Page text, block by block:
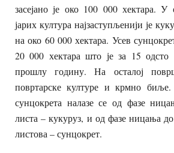
засејано је око 100 000 хектара. У
јарих култура најзаступљенији је
на око 60 000 хектара. Усев
20 000 хектара што је за 15
прошлу годину. На осталој
повртарске културе и крмно
сунцокрета налазе се од фазе
листа – кукуруз, и од фазе ницања до
листова – сунцокрет.